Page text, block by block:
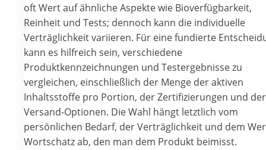
oft Wert auf ähnliche Aspekte wie Bioverfügbarkeit,
Reinheit und Tests; dennoch kann die individuelle
Verträglichkeit variieren. Für eine fundierte
kann es hilfreich sein, verschiedene
Produktkennzeichnungen und Testergebnisse zu
vergleichen, einschließlich der Menge der aktiven
Inhaltsstoffe pro Portion, der Zertifizierungen und der
Versand-Optionen. Die Wahl hängt letztlich vom
persönlichen Bedarf, der Verträglichkeit und dem
Wortschatz ab, den man dem Produkt beimisst.